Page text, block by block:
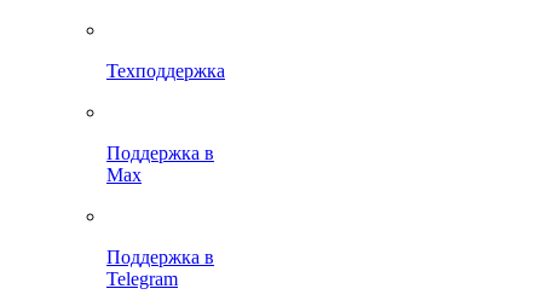
Техподдержка
Поддержка в
Max
Поддержка в
Telegram